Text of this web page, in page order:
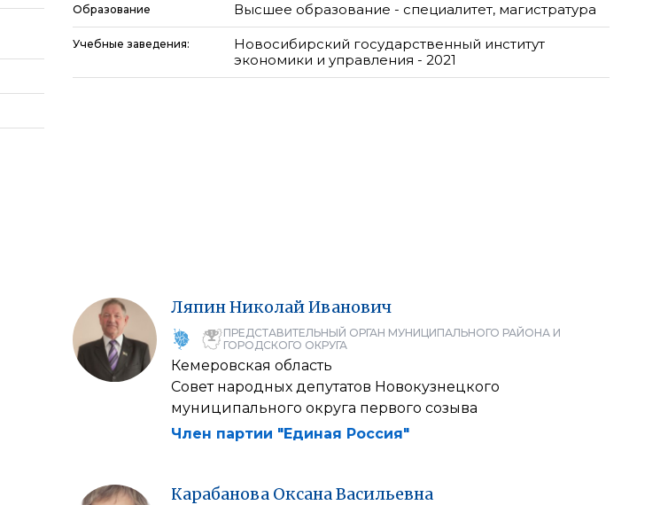
Образование Высшее образование - специалитет, магистратура
Учебные заведения:
Новосибирский государственный институт
экономики и управления - 2021
ЛяпинНиколайИванович
ПРЕДСТАВИТЕЛЬНЫЙ ОРГАН МУНИЦИПАЛЬНОГО РАЙОНА И
ГОРОДСКОГО ОКРУГА
Кемеровская область
Совет народных депутатов Новокузнецкого
муниципального округа первого созыва
Член партии "Единая Россия"
Карабанова ОксанаВасильевна